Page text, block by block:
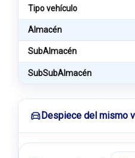
Tipo vehículo
Almacén
SubAlmacén
SubSubAlmacén
Despiece del mismo